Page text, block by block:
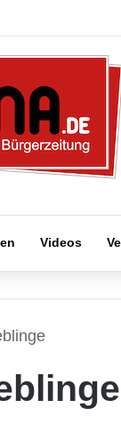
Videos